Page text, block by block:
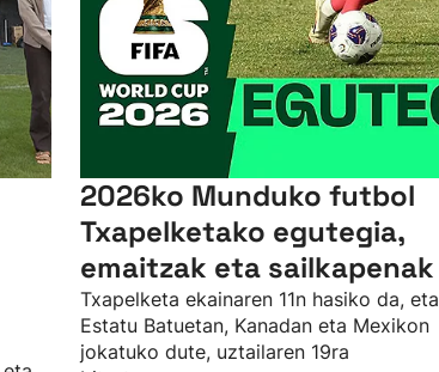
2026ko Munduko futbol
Txapelketako egutegia,
emaitzak eta sailkapenak
Txapelketa ekainaren 11n hasiko da, eta
Estatu Batuetan, Kanadan eta Mexikon
jokatuko dute, uztailaren 19ra